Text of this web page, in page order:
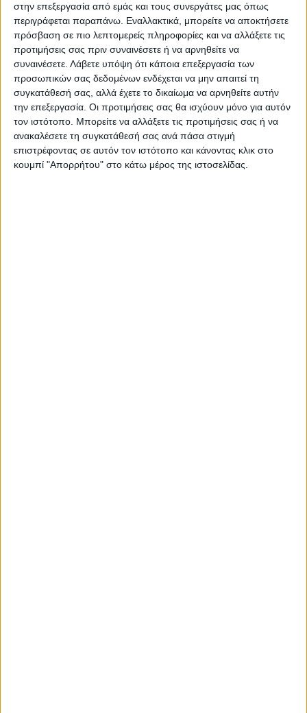
στην επεξεργασία από εμάς και τους συνεργάτες μας όπως
περιγράφεται παραπάνω. Εναλλακτικά, μπορείτε να αποκτήσετε
πρόσβαση σε πιο λεπτομερείς πληροφορίες και να αλλάξετε τις
προτιμήσεις σας πριν συναινέσετε ή να αρνηθείτε να
συναινέσετε. Λάβετε υπόψη ότι κάποια επεξεργασία των
προσωπικών σας δεδομένων ενδέχεται να μην απαιτεί τη
συγκατάθεσή σας, αλλά έχετε το δικαίωμα να αρνηθείτε αυτήν
την επεξεργασία. Οι προτιμήσεις σας θα ισχύουν μόνο για αυτόν
τον ιστότοπο. Μπορείτε να αλλάξετε τις προτιμήσεις σας ή να
ανακαλέσετε τη συγκατάθεσή σας ανά πάσα στιγμή
επιστρέφοντας σε αυτόν τον ιστότοπο και κάνοντας κλικ στο
κουμπί "Απορρήτου" στο κάτω μέρος της ιστοσελίδας.
ΠΑΡΟΜΟΙΑ ΑΡΘΡΑ